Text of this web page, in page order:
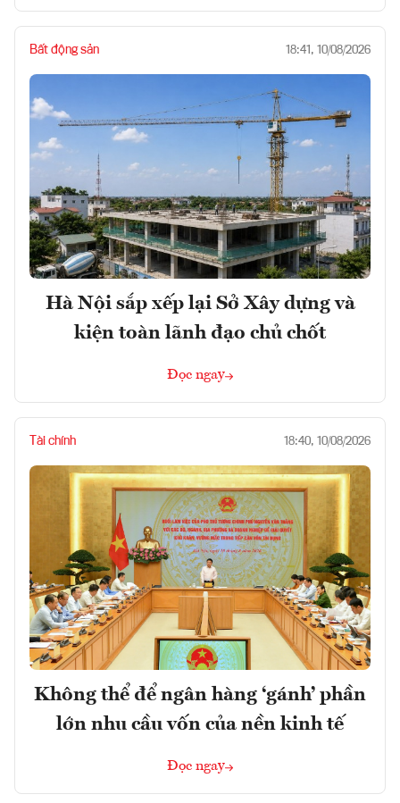
Bất động sản 18:41, 10/08/2026
Hà Nội sắp xếp lại Sở Xây dựng và
kiện toàn lãnh đạo chủ chốt
Đọc ngay
Tài chính 18:40, 10/08/2026
Không thể để ngân hàng ‘gánh’ phần
lớn nhu cầu vốn của nền kinh tế
Đọc ngay